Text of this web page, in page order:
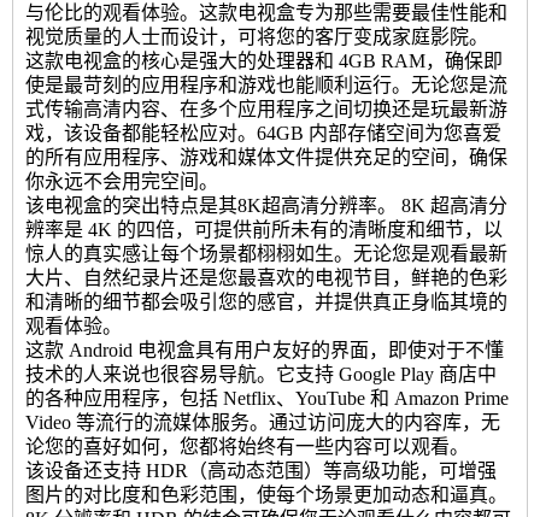
与伦比的观看体验。这款电视盒专为那些需要最佳性能和
视觉质量的人士而设计，可将您的客厅变成家庭影院。
这款电视盒的核心是强大的处理器和 4GB RAM，确保即
使是最苛刻的应用程序和游戏也能顺利运行。无论您是流
式传输高清内容、在多个应用程序之间切换还是玩最新游
戏，该设备都能轻松应对。64GB 内部存储空间为您喜爱
的所有应用程序、游戏和媒体文件提供充足的空间，确保
你永远不会用完空间。
该电视盒的突出特点是其8K超高清分辨率。 8K 超高清分
辨率是 4K 的四倍，可提供前所未有的清晰度和细节，以
惊人的真实感让每个场景都栩栩如生。无论您是观看最新
大片、自然纪录片还是您最喜欢的电视节目，鲜艳的色彩
和清晰的细节都会吸引您的感官，并提供真正身临其境的
观看体验。
这款 Android 电视盒具有用户友好的界面，即使对于不懂
技术的人来说也很容易导航。它支持 Google Play 商店中
的各种应用程序，包括 Netflix、YouTube 和 Amazon Prime
Video 等流行的流媒体服务。通过访问庞大的内容库，无
论您的喜好如何，您都将始终有一些内容可以观看。
该设备还支持 HDR（高动态范围）等高级功能，可增强
图片的对比度和色彩范围，使每个场景更加动态和逼真。